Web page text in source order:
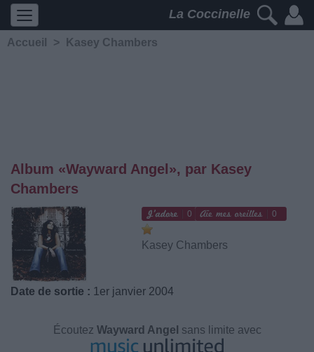
La Coccinelle
Accueil > Kasey Chambers
Album «Wayward Angel», par Kasey
Chambers
0 0
Kasey Chambers
Date de sortie : 1er janvier 2004
Écoutez Wayward Angel sans limite avec